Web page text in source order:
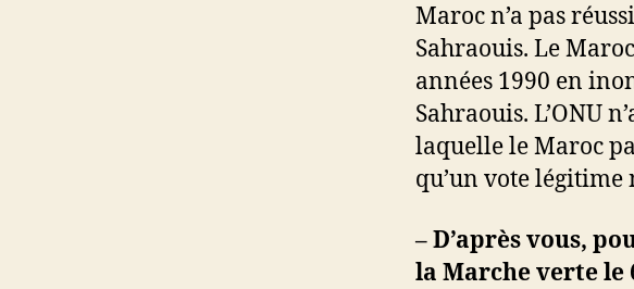
Maroc n’a pas
Sahraouis. Le
années 1990 en
Sahraouis. L’ONU
laquelle le Maroc
qu’un vote légitime
– D’après vous,
la Marche verte le